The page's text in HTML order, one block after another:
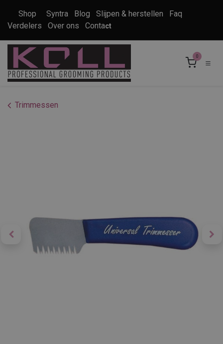
Shop Syntra Blog Slijpen & herstellen
Faq
Verdelers
Over ons Contact
0
Trimmessen